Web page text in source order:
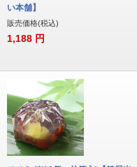
い本舗】
販売価格(税込)
1,188 円